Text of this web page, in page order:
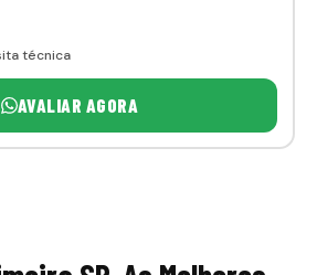
técnica
AVALIAR AGORA